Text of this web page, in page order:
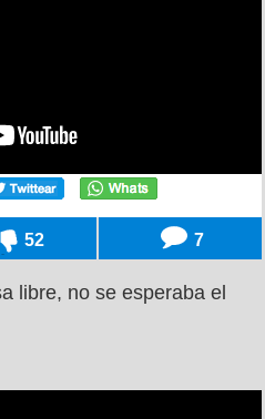
52 7
libre, no se esperaba el